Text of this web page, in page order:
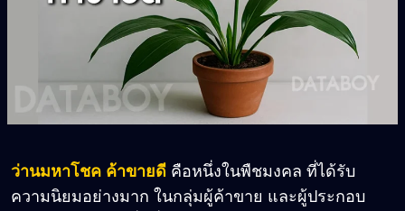
ว่านมหาโชค ค้าขายดี คือหนึ่งในพืชมงคล ที่ได้รับ
ความนิยมอย่างมาก ในกลุ่มผู้ค้าขาย และผู้ประกอบ